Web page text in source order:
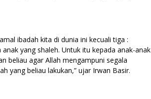
ibadah kita di dunia ini kecuali tiga :
yang shaleh. Untuk itu kepada anak-anak
beliau agar Allah mengampuni segala
yang beliau lakukan,” ujar Irwan Basir.